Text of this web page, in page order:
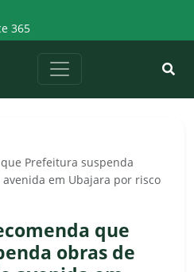
365
Prefeitura suspenda
em Ubajara por risco
que
obras de